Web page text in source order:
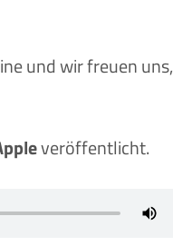
und wir freuen uns,
veröffentlicht.